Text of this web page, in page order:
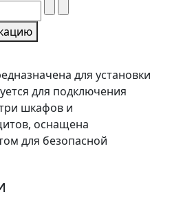
для установки
для подключения
шкафов и
оснащена
для безопасной